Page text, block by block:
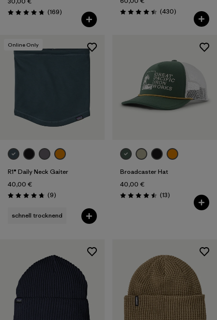
Bewertung: 4.7 / 5
(169Rezensionen
)
Bewertung: 4.4 / 5
(430Rezensionen
)
Online Only
R1® Daily Neck Gaiter
40,00 €
Bewertung: 4.8 / 5
(9Rezensionen
)
schnell trocknend
Broadcaster Hat
40,00 €
Bewertung: 4.5 / 5
(13Rezensionen
)